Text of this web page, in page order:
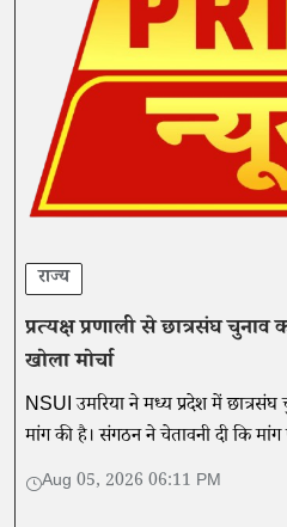
राज्य
प्रत्यक्ष प्रणाली से छात्रसंघ
खोला मोर्चा
NSUI उमरिया ने मध्य प्रदेश में छात्रसंघ
मांग की है। संगठन ने चेतावनी दी कि मांग
लोकतांत्रिक आंदोलन शुरू किया जाएगा।
Aug 05, 2026 06:11 PM